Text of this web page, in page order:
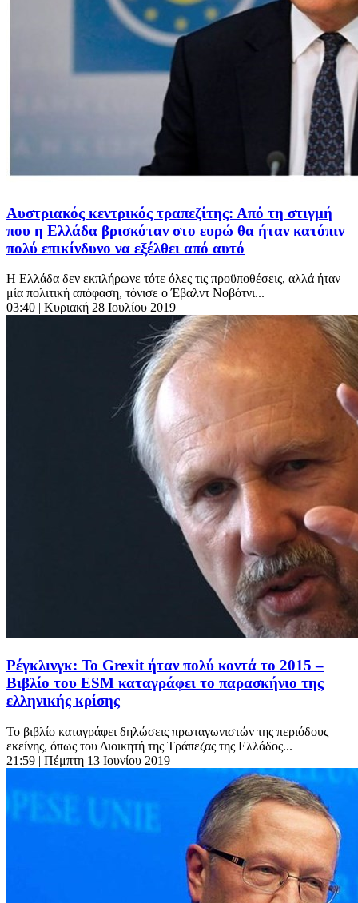
Αυστριακός κεντρικός τραπεζίτης: Από τη στιγμή
που η Ελλάδα βρισκόταν στο ευρώ θα ήταν κατόπιν
πολύ επικίνδυνο να εξέλθει από αυτό
Η Ελλάδα δεν εκπλήρωνε τότε όλες τις προϋποθέσεις, αλλά ήταν
μία πολιτική απόφαση, τόνισε ο Έβαλντ Νοβότνι...
03:40 | Κυριακή 28 Ιουλίου 2019
Ρέγκλινγκ: Το Grexit ήταν πολύ κοντά το 2015 –
Βιβλίο του ESM καταγράφει το παρασκήνιο της
ελληνικής κρίσης
Το βιβλίο καταγράφει δηλώσεις πρωταγωνιστών της περιόδους
εκείνης, όπως του Διοικητή της Τράπεζας της Ελλάδος...
21:59 | Πέμπτη 13 Ιουνίου 2019